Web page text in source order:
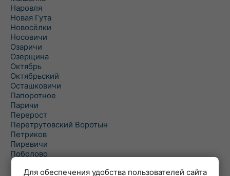
Наровля
Новая Гута
Новосёлки
Носовичи
Озаричи
Озерщина
Октябрь
Октябрьский
Осташковичи
Папоротное
Паричи
Перерост
Перетрутовский Воротын
Петриков
Пиревичи
Поболово
Поколюбичи
Полесье
Для обеспечения удобства пользователей сайта